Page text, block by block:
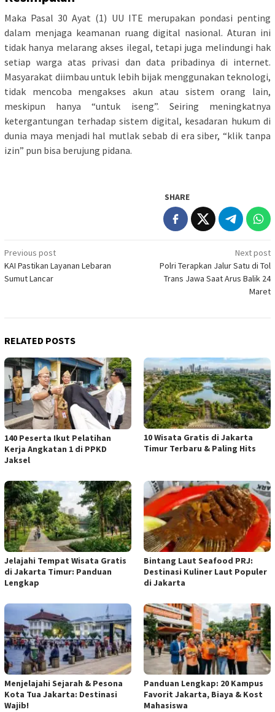
Maka Pasal 30 Ayat (1) UU ITE merupakan pondasi penting
dalam menjaga keamanan ruang digital nasional. Aturan ini
tidak hanya melarang akses ilegal, tetapi juga melindungi hak
setiap warga atas privasi dan data pribadinya di internet.
Masyarakat diimbau untuk lebih bijak menggunakan teknologi,
tidak mencoba mengakses akun atau sistem orang lain,
meskipun hanya “untuk iseng”. Seiring meningkatnya
ketergantungan terhadap sistem digital, kesadaran hukum di
dunia maya menjadi hal mutlak sebab di era siber, “klik tanpa
izin” pun bisa berujung pidana.
SHARE
Post
navigation
Previous post
KAI Pastikan Layanan Lebaran
Sumut Lancar
Next post
Polri Terapkan Jalur Satu di Tol
Trans Jawa Saat Arus Balik 24
Maret
RELATED POSTS
140 Peserta Ikut Pelatihan
Kerja Angkatan 1 di PPKD
Jaksel
10 Wisata Gratis di Jakarta
Timur Terbaru & Paling Hits
Jelajahi Tempat Wisata Gratis
di Jakarta Timur: Panduan
Lengkap
Bintang Laut Seafood PRJ:
Destinasi Kuliner Laut Populer
di Jakarta
Menjelajahi Sejarah & Pesona
Kota Tua Jakarta: Destinasi
Wajib!
Panduan Lengkap: 20 Kampus
Favorit Jakarta, Biaya & Kost
Mahasiswa